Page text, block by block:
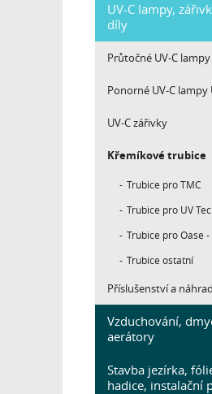
UV-C lampy,
díly
Průtočné UV-C lampy
Ponorné UV-C lampy
UV-C zářivky
Křemíkové trubice
Trubice pro TMC
Trubice pro UV
Trubice pro Oase -
Trubice ostatní
Příslušenství a
Vzduchování,
aerátory
Stavba jezírka,
hadice, instalační